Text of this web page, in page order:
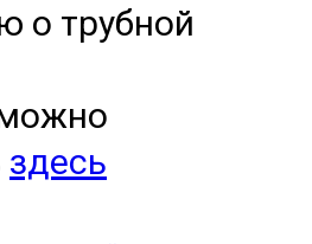
о трубной
здесь